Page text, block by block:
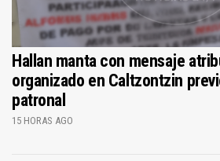
Hallan manta con mensaje
organizado en Caltzontzin
patronal
15 HORAS AGO